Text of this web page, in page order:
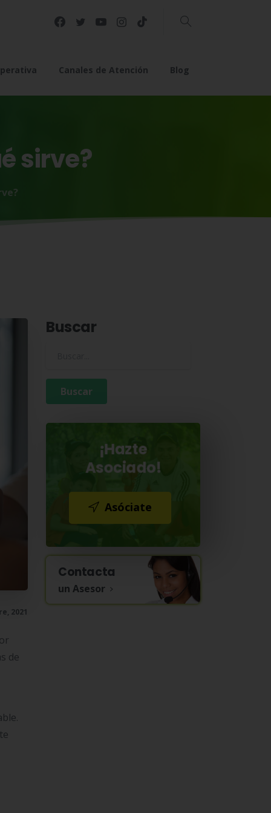
Buscar
Canales de Atención Blog
sirve?
2021
de
Buscar
¡Hazte
Asociado!
Asóciate
Contacta
un Asesor